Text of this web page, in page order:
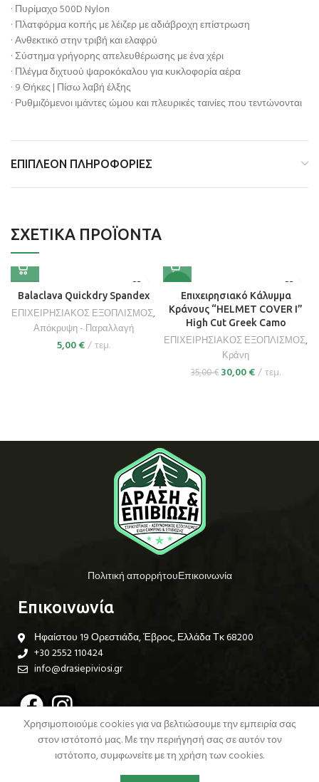
· Πυρίμαχο 500D Nylon
· Πλατφόρμα κοπής με λέιζερ με αδιάβροχη επίστρωση
· Ανθεκτικό στην τριβή και ελαφρύ
· Σύστημα γρήγορης απελευθέρωσης με ένα χέρι
· Πλέγμα διχτυού ψαροκόκαλου για κυκλοφορία αέρα
· 9 Θήκες | Πίσω λαβή έλξης
· Ρυθμιζόμενοι ιμάντες ώμου και πλευρικές ταινίες που τεντώνονται
ΕΠΙΠΛΈΟΝ ΠΛΗΡΟΦΟΡΊΕΣ
ΣΧΕΤΙΚΆ ΠΡΟΪΌΝΤΑ
Balaclava Quickdry Spandex
ΕΠΙΧΕΙΡΗΣΙΑΚΟΣ ΕΞΟΠΛΙΣΜΟΣ,
Απόκρυψη - Παραλλαγή
5,00€ τεμ.
-14%
Επιχειρησιακό Κάλυμμα
Κράνους “HELMET COVER I”
High Cut Greek Camo
ΕΠΙΧΕΙΡΗΣΙΑΚΟΣ ΕΞΟΠΛΙΣΜΟΣ,
Κράνη
35,00€ 30,00€ τεμ.
Πολιτική απορρήτουΕπικοινωνία
Επικοινωνία
Ηφαίστου 19 Ορεστιάδα, Έβρος, Ελλάδα Τκ 68200
+30 2552 110424
info@drasiepiviosi.gr
drasiepiviosi.gr Designed by DartHost Web Studio
Χρησιμοποιούμε cookies για να βελτιώσουμε την εμπειρία σας
στον ιστότοπό μας. Με την περιήγησή σας σε αυτόν τον
ιστότοπο, συμφωνείτε με τη χρήση των cookies.